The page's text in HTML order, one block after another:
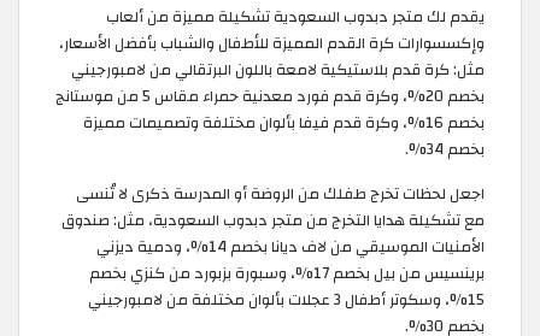
يقدم لك متجر دبدوب السعودية تشكيلة مميزة من ألعاب
وإكسسوارات كرة القدم المميزة للأطفال والشباب بأفضل الأسعار،
مثل: كرة قدم بلاستيكية لامعة باللون البرتقالي من لامبورجيني
بخصم 20%، وكرة قدم فورد معدنية حمراء مقاس 5 من موستانج
بخصم 16%، وكرة قدم فيفا بألوان مختلفة وتصميمات مميزة
بخصم 34%.
اجعل لحظات تخرج طفلك من الروضة أو المدرسة ذكرى لا تُنسى
مع تشكيلة هدايا التخرج من متجر دبدوب السعودية، مثل: صندوق
الأمنيات الموسيقي من لاف ديانا بخصم 14%، ودمية ديزني
برينسيس من بيل بخصم 17%، وسبورة بزبورد من كنزي بخصم
15%، وسكوتر أطفال 3 عجلات بألوان مختلفة من لامبورجيني
بخصم 30%.